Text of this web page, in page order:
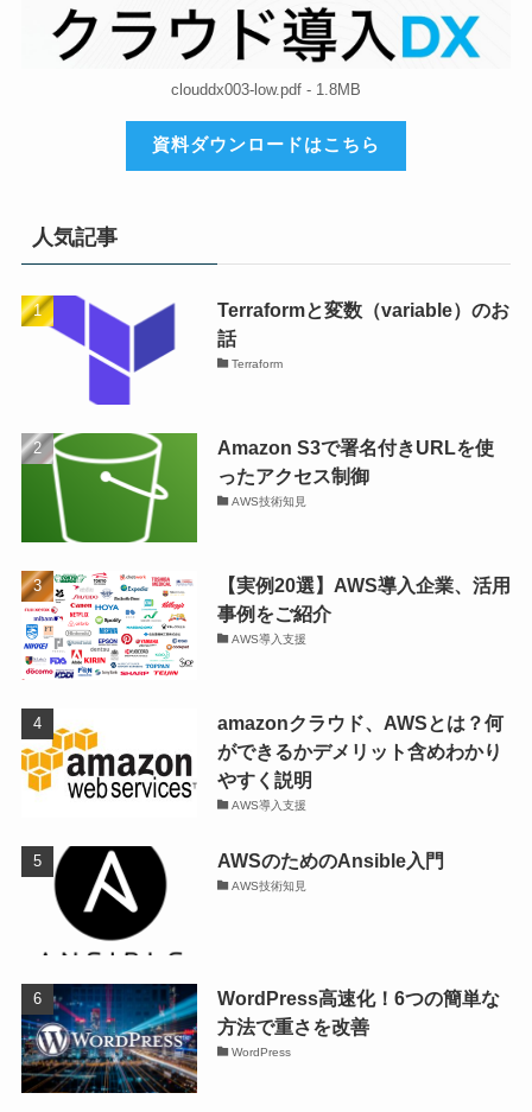
clouddx003-low.pdf - 1.8MB
資料ダウンロードはこちら
人気記事
Terraformと変数（variable）のお
話
Terraform
Amazon S3で署名付きURLを使
ったアクセス制御
AWS技術知見
【実例20選】AWS導入企業、活用
事例をご紹介
AWS導入支援
amazonクラウド、AWSとは？何
ができるかデメリット含めわかり
やすく説明
AWS導入支援
AWSのためのAnsible入門
AWS技術知見
WordPress高速化！6つの簡単な
方法で重さを改善
WordPress